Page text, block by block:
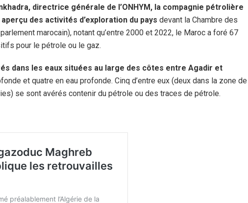
directrice générale de l’ONHYM, la compagnie pétrolière
des activités d’exploration du pays devant la Chambre des
marocain), notant qu’entre 2000 et 2022, le Maroc a foré 67
pour le pétrole ou le gaz.
dans les eaux situées au large des côtes entre Agadir et
et quatre en eau profonde. Cinq d’entre eux (deux dans la zone de
se sont avérés contenir du pétrole ou des traces de pétrole.